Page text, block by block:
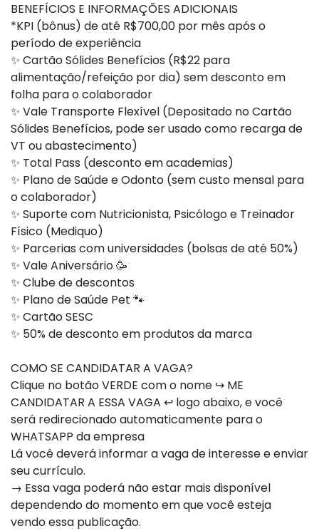
BENEFÍCIOS E INFORMAÇÕES ADICIONAIS
*KPI (bônus) de até R$700,00 por mês após o
período de experiência
✨ Cartão Sólides Benefícios (R$22 para
alimentação/refeição por dia) sem desconto em
folha para o colaborador
✨ Vale Transporte Flexível (Depositado no Cartão
Sólides Benefícios, pode ser usado como recarga de
VT ou abastecimento)
✨ Total Pass (desconto em academias)
✨ Plano de Saúde e Odonto (sem custo mensal para
o colaborador)
✨ Suporte com Nutricionista, Psicólogo e Treinador
Físico (Mediquo)
✨ Parcerias com universidades (bolsas de até 50%)
✨ Vale Aniversário 🥳
✨ Clube de descontos
✨ Plano de Saúde Pet 🐾
✨ Cartão SESC
✨ 50% de desconto em produtos da marca
COMO SE CANDIDATAR A VAGA?
Clique no botão VERDE com o nome ↪ ME
CANDIDATAR A ESSA VAGA ↩ logo abaixo, e você
será redirecionado automaticamente para o
WHATSAPP da empresa
Lá você deverá informar a vaga de interesse e enviar
seu currículo.
→ Essa vaga poderá não estar mais disponível
dependendo do momento em que você esteja
vendo essa publicação.